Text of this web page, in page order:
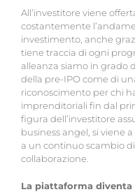
All’investitore viene
costantemente
investimento, anche
tiene traccia di ogni
alleanza siamo in grado
della pre-IPO come di
riconoscimento per chi
imprenditoriali fin dal
figura dell’investitore
business angel, si viene
a un continuo scambio
collaborazione.
La piattaforma